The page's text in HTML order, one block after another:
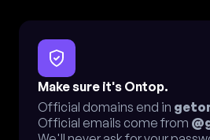
Make sure it's Ontop.
Official domains end in
Official emails come from